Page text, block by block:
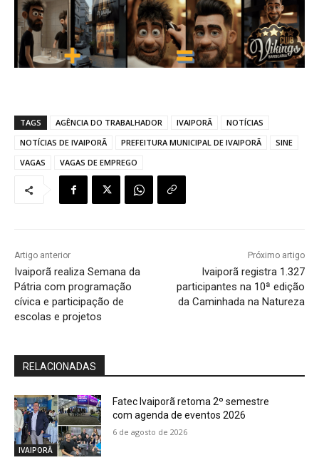
TAGS AGÊNCIA DO TRABALHADOR IVAIPORÃ
NOTÍCIAS
NOTÍCIAS DE IVAIPORÃ
PREFEITURA MUNICIPAL DE IVAIPORÃ
SINE
VAGAS
VAGAS DE EMPREGO
Artigo anterior
Ivaiporã realiza Semana da
Pátria com programação
cívica e participação de
escolas e projetos
Próximo artigo
Ivaiporã registra 1.327
participantes na 10ª edição
da Caminhada na Natureza
RELACIONADAS
IVAIPORÃ
Fatec Ivaiporã retoma 2º semestre
com agenda de eventos 2026
6 de agosto de 2026